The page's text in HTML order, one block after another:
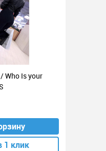
Who Is your
1 клик